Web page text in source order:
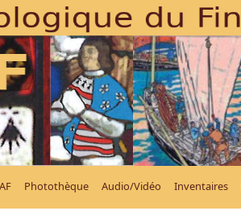
Photothèque Audio/Vidéo Inventaires